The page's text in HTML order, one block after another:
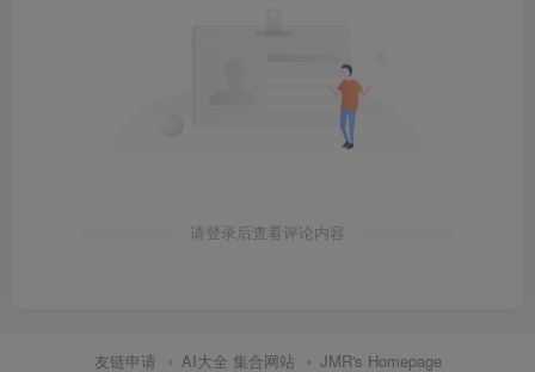
请登录后查看评论内容
友链申请 AI大全 集合网站 JMR's Homepage